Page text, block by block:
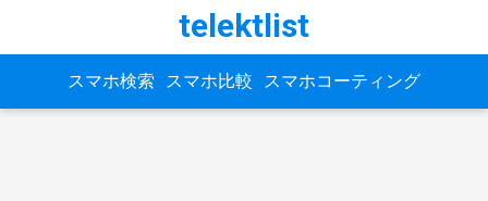
telektlist
スマホ検索 スマホ比較 スマホコーティング